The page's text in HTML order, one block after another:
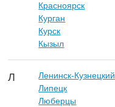
Красноярск
Курган
Курск
Кызыл
Л
Ленинск-Кузнецкий
Липецк
Люберцы